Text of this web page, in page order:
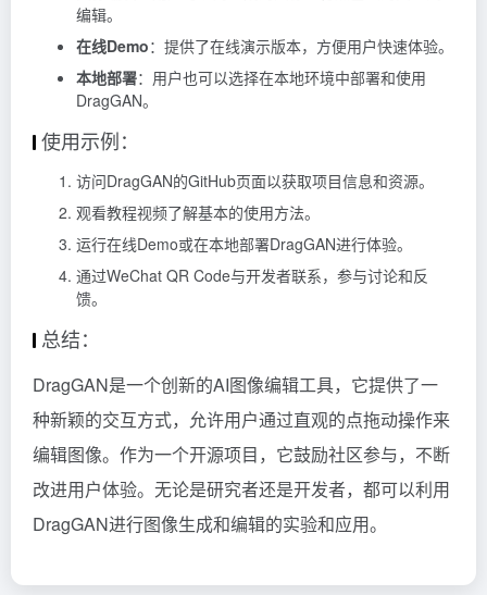
编辑。
在线Demo：提供了在线演示版本，方便用户快速体验。
本地部署：用户也可以选择在本地环境中部署和使用
DragGAN。
使用示例：
访问DragGAN的GitHub页面以获取项目信息和资源。
观看教程视频了解基本的使用方法。
运行在线Demo或在本地部署DragGAN进行体验。
通过WeChat QR Code与开发者联系，参与讨论和反
馈。
总结：
DragGAN是一个创新的AI图像编辑工具，它提供了一
种新颖的交互方式，允许用户通过直观的点拖动操作来
编辑图像。作为一个开源项目，它鼓励社区参与，不断
改进用户体验。无论是研究者还是开发者，都可以利用
DragGAN进行图像生成和编辑的实验和应用。